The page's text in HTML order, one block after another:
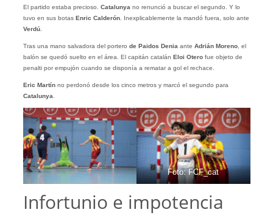
El partido estaba precioso. Catalunyano renunció a buscar el segundo. Y lo
tuvo en sus botas Enric Calderón. Inexplicablemente la mandó fuera, solo ante
Verdú.
Tras una mano salvadora del portero de Paidos Deniaante Adrián Moreno, el
balón se quedó suelto en el área. El capitán catalán Eloi Otero fue objeto de
penalti por empujón cuando se disponía a rematar a gol el rechace.
Eric Martínno perdonó desde los cinco metros y marcó el segundo para
Catalunya.
Foto: FCF_cat
Infortunio e impotencia